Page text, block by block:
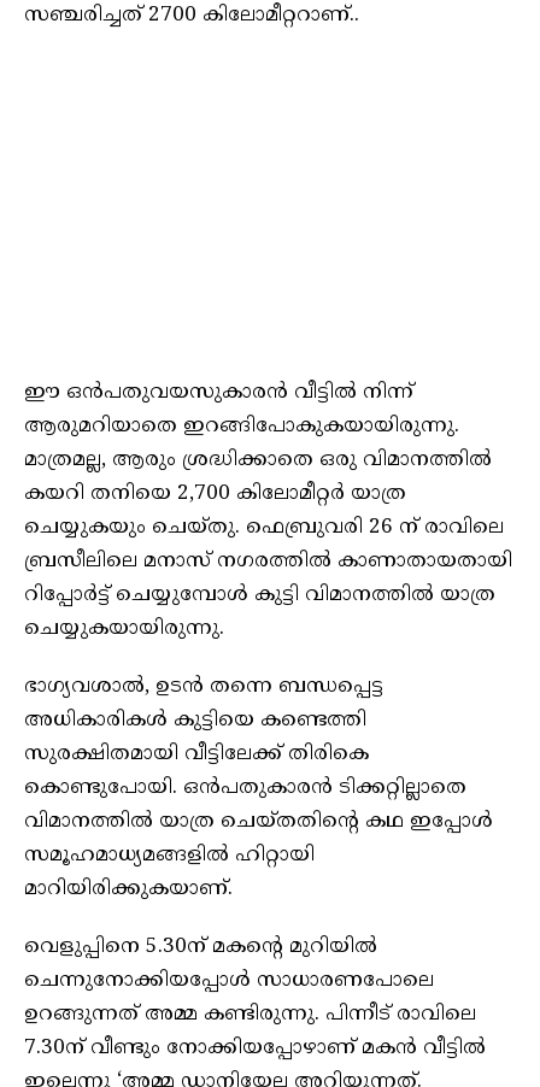
സഞ്ചരിച്ചത് 2700 കിലോമീറ്ററാണ്..
ഈ ഒൻപതുവയസുകാരൻ വീട്ടിൽ നിന്ന്
ആരുമറിയാതെ ഇറങ്ങിപോകുകയായിരുന്നു.
മാത്രമല്ല, ആരും ശ്രദ്ധിക്കാതെ ഒരു വിമാനത്തിൽ
കയറി തനിയെ 2,700 കിലോമീറ്റർ യാത്ര
ചെയ്യുകയും ചെയ്തു. ഫെബ്രുവരി 26 ന് രാവിലെ
ബ്രസീലിലെ മനാസ് നഗരത്തിൽ കാണാതായതായി
റിപ്പോർട്ട് ചെയ്യുമ്പോൾ കുട്ടി വിമാനത്തിൽ യാത്ര
ചെയ്യുകയായിരുന്നു.
ഭാഗ്യവശാൽ, ഉടൻ തന്നെ ബന്ധപ്പെട്ട
അധികാരികൾ കുട്ടിയെ കണ്ടെത്തി
സുരക്ഷിതമായി വീട്ടിലേക്ക് തിരികെ
കൊണ്ടുപോയി. ഒൻപതുകാരൻ ടിക്കറ്റില്ലാതെ
വിമാനത്തിൽ യാത്ര ചെയ്തതിന്റെ കഥ ഇപ്പോൾ
സമൂഹമാധ്യമങ്ങളിൽ ഹിറ്റായി
മാറിയിരിക്കുകയാണ്.
വെളുപ്പിനെ 5.30ന് മകന്റെ മുറിയിൽ
ചെന്നുനോക്കിയപ്പോൾ സാധാരണപോലെ
ഉറങ്ങുന്നത് അമ്മ കണ്ടിരുന്നു. പിന്നീട് രാവിലെ
7.30ന് വീണ്ടും നോക്കിയപ്പോഴാണ് മകൻ വീട്ടിൽ